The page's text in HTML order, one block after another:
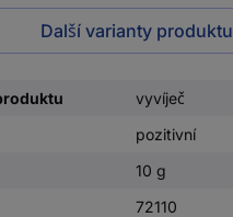
Další varianty produktu
vyvíječ
pozitivní
10 g
72110